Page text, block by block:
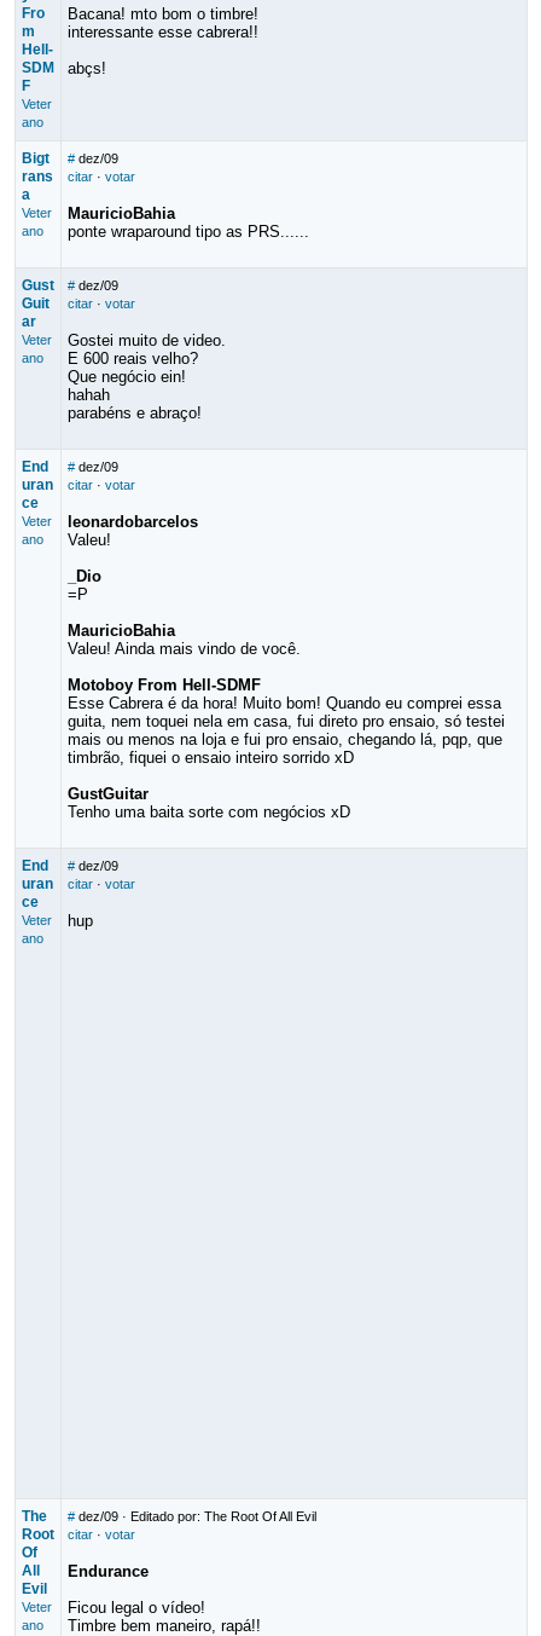
Fro
m
Hell-
SDM
F
Veter
ano
Bacana! mto bom o timbre!
interessante esse cabrera!!
abçs!
Bigt
rans
a
Veter
ano
# dez/09
citar· votar
MauricioBahia
ponte wraparound tipo as PRS......
Gust
Guit
ar
Veter
ano
# dez/09
citar· votar
Gostei muito de video.
E 600 reais velho?
Que negócio ein!
hahah
parabéns e abraço!
End
uran
ce
Veter
ano
# dez/09
citar· votar
leonardobarcelos
Valeu!
_Dio
=P
MauricioBahia
Valeu! Ainda mais vindo de você.
Motoboy From Hell-SDMF
Esse Cabrera é da hora! Muito bom! Quando eu comprei essa
guita, nem toquei nela em casa, fui direto pro ensaio, só testei
mais ou menos na loja e fui pro ensaio, chegando lá, pqp, que
timbrão, fiquei o ensaio inteiro sorrido xD
GustGuitar
Tenho uma baita sorte com negócios xD
End
uran
ce
Veter
ano
# dez/09
citar· votar
hup
The
Root
Of
All
Evil
Veter
ano
# dez/09· Editado por: The Root Of All Evil
citar· votar
Endurance
Ficou legal o vídeo!
Timbre bem maneiro, rapá!!